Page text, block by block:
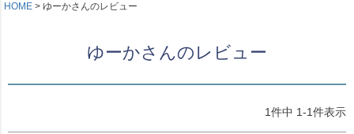
HOME ゆーかさんのレビュー
ゆーかさんのレビュー
1件中 1-1件表示